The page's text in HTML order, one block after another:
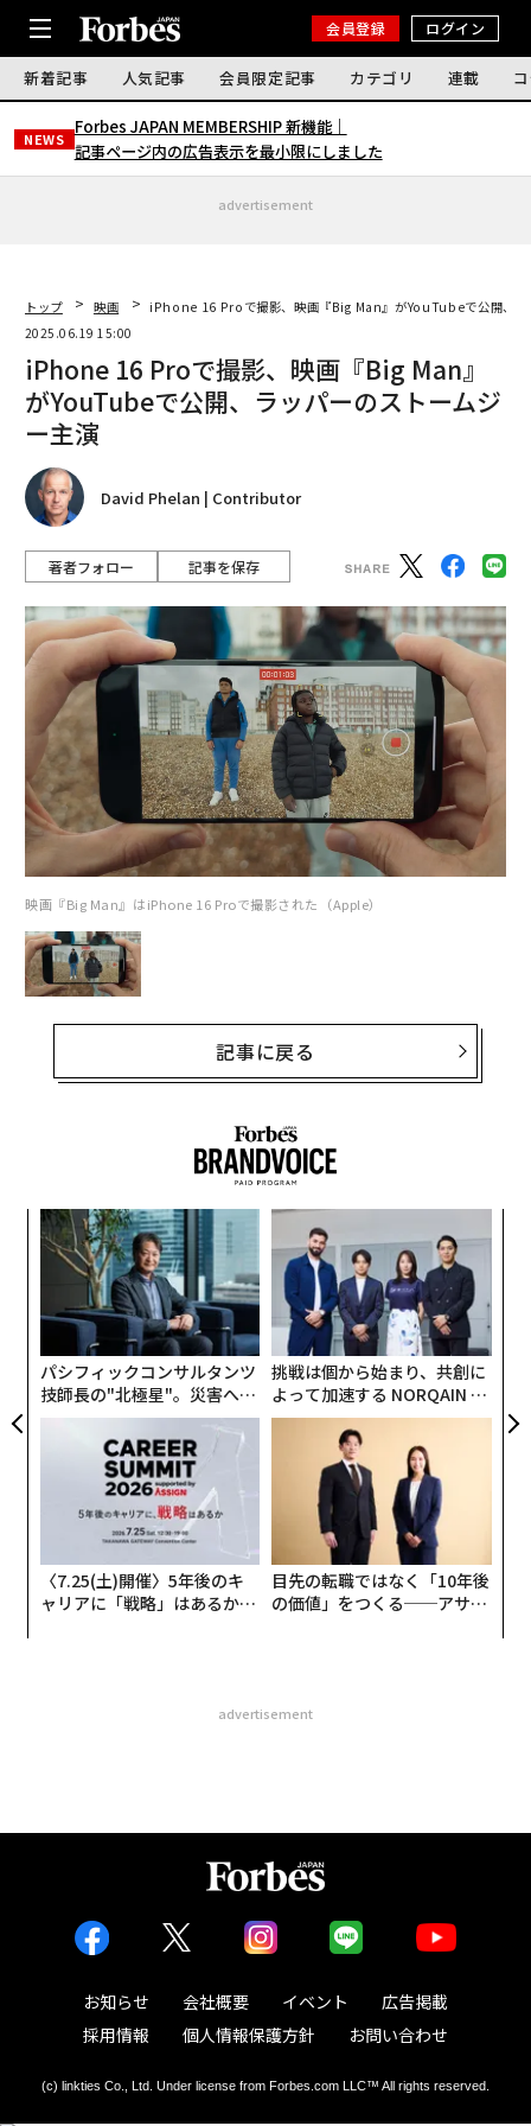
会員登録 ログイン
新着記事 人気記事 会員限定記事 カテゴリ 連載
NEWS
Forbes JAPAN MEMBERSHIP 新機能｜
記事ページ内の広告表示を最小限にしました
advertisement
トップ 映画
iPhone 16 Proで撮影、映画『Big Man』がYouTubeで公開、ラ
2025.06.19 15:00
iPhone 16 Proで撮影、映画『Big Man』
がYouTubeで公開、ラッパーのストームジ
ー主演
David Phelan | Contributor
著者フォロー 記事を保存
映画『Big Man』はiPhone 16 Proで撮影された（Apple）
記事に戻る
パシフィックコンサルタンツ
技師長の"北極星"。災害への
無力感を乗り越え見つけた、
防災一筋20年の答え
挑戦は個から始まり、共創に
よって加速する NORQAIN JA
PAN 特別座談会
〈7.25(土)開催〉5年後のキ
ャリアに「戦略」はあるか。
目先の転職ではなく「10年後
の価値」をつくる──アサイ
advertisement
お知らせ 会社概要 イベント
広告掲載
採用情報
個人情報保護方針 お問い合わせ
(c) linkties Co., Ltd. Under license from Forbes.com LLC™ All rights reserved.